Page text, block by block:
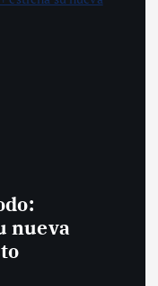
nueva